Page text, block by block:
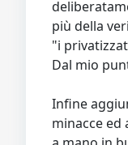
più della
"i
Dal mio
Infine
minacce